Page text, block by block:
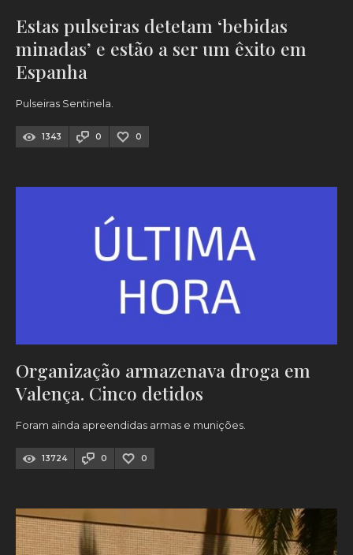
Estas pulseiras detetam ‘bebidas
minadas’ e estão a ser um êxito em
Espanha
Pulseiras Sentinela.
1343 0 0
Organização armazenava droga em
Valença. Cinco detidos
Foram ainda apreendidas armas e munições.
13724 0 0